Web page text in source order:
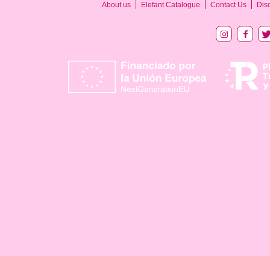
About us Elefant Catalogue Contact Us